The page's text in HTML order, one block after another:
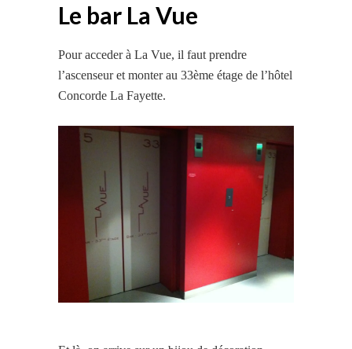
Le bar La Vue
Pour acceder à La Vue, il faut prendre
l’ascenseur et monter au 33ème étage de l’hôtel
Concorde La Fayette.